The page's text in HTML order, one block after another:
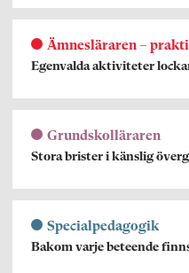
Ämnesläraren –
Egenvalda aktiviteter
Grundskolläraren
Stora brister i känslig
Specialpedagogik
Bakom varje beteende